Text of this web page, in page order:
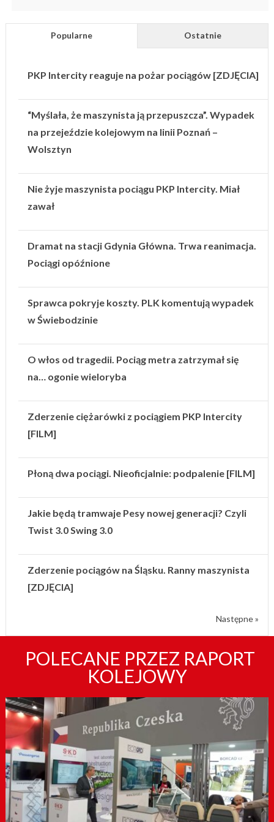
Popularne Ostatnie
PKP Intercity reaguje na pożar pociągów [ZDJĘCIA]
“Myślała, że maszynista ją przepuszcza”. Wypadek
na przejeździe kolejowym na linii Poznań –
Wolsztyn
Nie żyje maszynista pociągu PKP Intercity. Miał
zawał
Dramat na stacji Gdynia Główna. Trwa reanimacja.
Pociągi opóźnione
Sprawca pokryje koszty. PLK komentują wypadek
w Świebodzinie
O włos od tragedii. Pociąg metra zatrzymał się
na… ogonie wieloryba
Zderzenie ciężarówki z pociągiem PKP Intercity
[FILM]
Płoną dwa pociągi. Nieoficjalnie: podpalenie [FILM]
Jakie będą tramwaje Pesy nowej generacji? Czyli
Twist 3.0 Swing 3.0
Zderzenie pociągów na Śląsku. Ranny maszynista
[ZDJĘCIA]
Następne »
POLECANE PRZEZ RAPORT
KOLEJOWY